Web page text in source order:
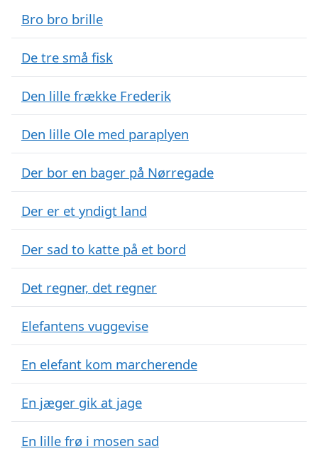
Bro bro brille
De tre små fisk
Den lille frække Frederik
Den lille Ole med paraplyen
Der bor en bager på Nørregade
Der er et yndigt land
Der sad to katte på et bord
Det regner, det regner
Elefantens vuggevise
En elefant kom marcherende
En jæger gik at jage
En lille frø i mosen sad